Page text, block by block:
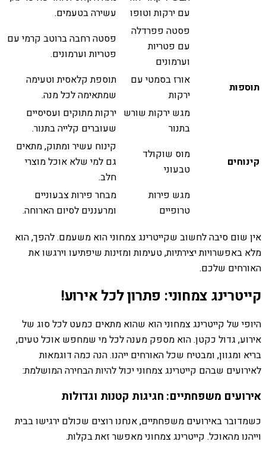
עם ירקות וטופו
עשירה בטעמים.
פסטה פפרדלה
עם פטריות
וערמונים
פסטה רחבה ברוטב קרמי עם
פטריות וערמונים.
תוספות
אורז בסמטי עם
ירקות
תוספת קלאסית וטעימה
שמתאימה לכל מנה.
מגש ירקות שורש
בתנור
ירקות מתוקים ועסיסיים
שעוברים קלייה בתנור.
קינוחים
מוס שוקולד
טבעוני
קינוח עשיר ומתוק, מתאים
גם למי שלא אוכל מוצרי
חלב.
מגש פירות
טרופיים
מבחר פירות צבעוניים
ומרעננים לסיום הארוחה.
אין שום סיבה לחשוב שקייטרינג צמחוני הוא משעמם. להפך, הוא
מלא באפשרויות יצירתיות, טעימות ומזינות שיפתיעו וירגשו את
האורחים שלכם.
קייטרינג צמחוני: פתרון לכל אירוע!
היופי של קייטרינג צמחוני הוא שהוא מתאים כמעט לכל סוג של
אירוע, גדול כקטן. הוא מספק מענה לכל מי שמחפש אוכל טעים,
בריא ומגוון, ומבטיח שכל האורחים ייהנו. הנה כמה דוגמאות
לאירועים שבהם קייטרינג צמחוני יכול להיות הבחירה המושלמת:
אירועים משפחתיים: חגיגות קטנות וגדולות
כשמדובר באירועים משפחתיים, אנחנו רוצים שכולם ירגישו בבית
וייהנו מהאוכל. קייטרינג צמחוני מאפשר זאת בקלות.